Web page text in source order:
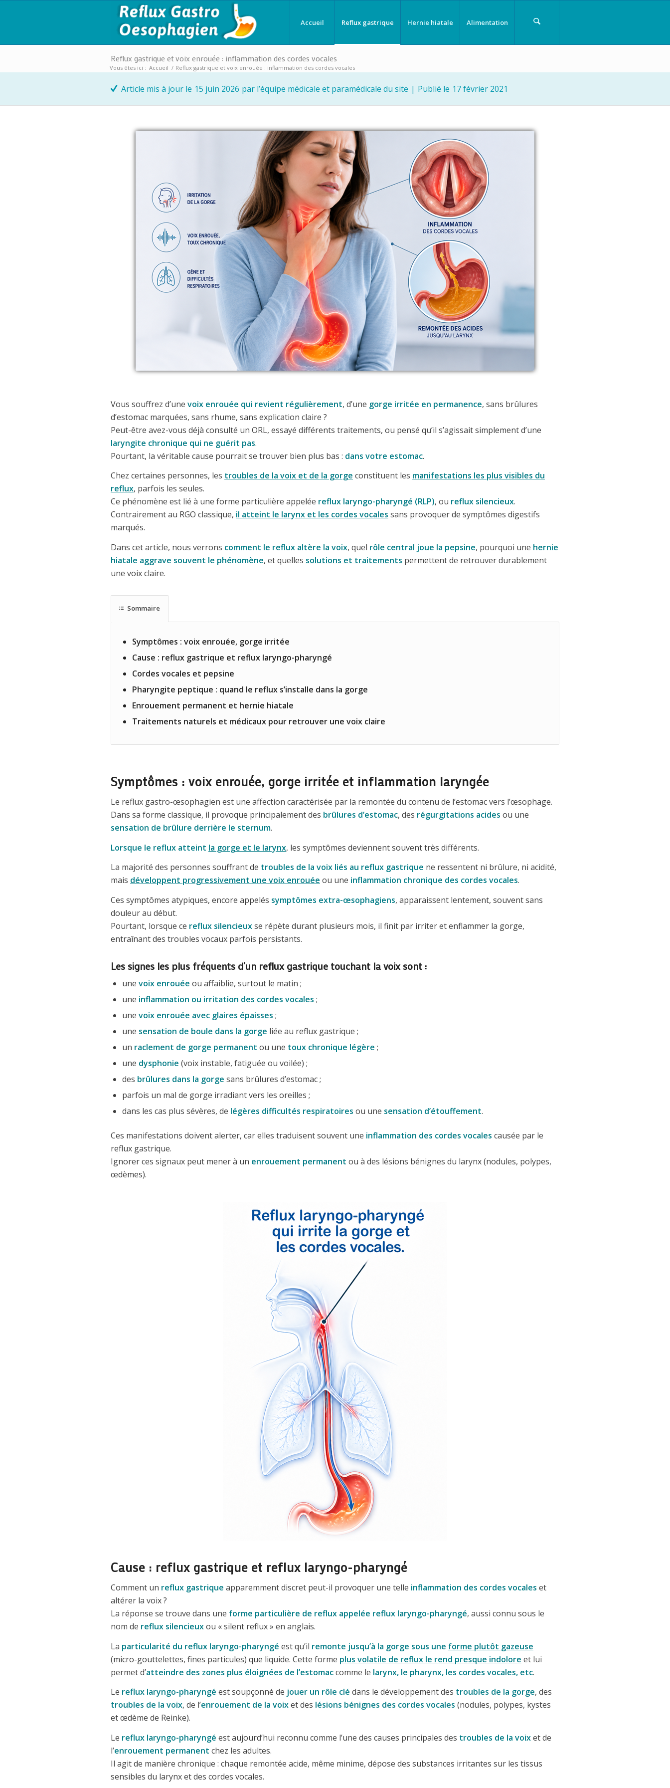
Accueil Reflux gastrique Hernie hiatale Alimentation
Reflux gastrique et voix enrouée : inflammation des cordes vocales
Vous êtes ici : Accueil / Reflux gastrique et voix enrouée : inflammation des cordes vocales
Article mis à jour le 15 juin 2026 par l’équipe médicale et paramédicale du site | Publié le 17 février 2021
Vous souffrez d’une voix enrouée qui revient régulièrement, d’une gorge irritée en permanence, sans brûlures
d’estomac marquées, sans rhume, sans explication claire ?
Peut-être avez-vous déjà consulté un ORL, essayé différents traitements, ou pensé qu’il s’agissait simplement d’une
laryngite chronique qui ne guérit pas.
Pourtant, la véritable cause pourrait se trouver bien plus bas : dans votre estomac.
Chez certaines personnes, les troubles de la voix et de la gorge constituent les manifestations les plus visibles du
reflux, parfois les seules.
Ce phénomène est lié à une forme particulière appelée reflux laryngo-pharyngé (RLP), ou reflux silencieux.
Contrairement au RGO classique, il atteint le larynx et les cordes vocales sans provoquer de symptômes digestifs
marqués.
Dans cet article, nous verrons comment le reflux altère la voix, quel rôle central joue la pepsine, pourquoi une hernie
hiatale aggrave souvent le phénomène, et quelles solutions et traitements permettent de retrouver durablement
une voix claire.
Sommaire
Symptômes : voix enrouée, gorge irritée
Cause : reflux gastrique et reflux laryngo-pharyngé
Cordes vocales et pepsine
Pharyngite peptique : quand le reflux s’installe dans la gorge
Enrouement permanent et hernie hiatale
Traitements naturels et médicaux pour retrouver une voix claire
Symptômes : voix enrouée, gorge irritée et inflammation laryngée
Le reflux gastro-œsophagien est une affection caractérisée par la remontée du contenu de l’estomac vers l’œsophage.
Dans sa forme classique, il provoque principalement des brûlures d’estomac, des régurgitations acides ou une
sensation de brûlure derrière le sternum.
Lorsque le reflux atteint la gorge et le larynx, les symptômes deviennent souvent très différents.
La majorité des personnes souffrant de troubles de la voix liés au reflux gastrique ne ressentent ni brûlure, ni acidité,
mais développent progressivement une voix enrouée ou une inflammation chronique des cordes vocales.
Ces symptômes atypiques, encore appelés symptômes extra-œsophagiens, apparaissent lentement, souvent sans
douleur au début.
Pourtant, lorsque ce reflux silencieuxse répète durant plusieurs mois, il finit par irriter et enflammer la gorge,
entraînant des troubles vocaux parfois persistants.
Les signes les plus fréquents d’un reflux gastrique touchant la voix sont :
une voix enrouée ou affaiblie, surtout le matin ;
une inflammation ou irritation des cordes vocales ;
une voix enrouée avec glaires épaisses ;
une sensation de boule dans la gorge liée au reflux gastrique ;
un raclement de gorge permanent ou une toux chronique légère ;
une dysphonie (voix instable, fatiguée ou voilée) ;
des brûlures dans la gorge sans brûlures d’estomac ;
parfois un mal de gorge irradiant vers les oreilles ;
dans les cas plus sévères, de légères difficultés respiratoires ou une sensation d’étouffement.
Ces manifestations doivent alerter, car elles traduisent souvent une inflammation des cordes vocales causée par le
reflux gastrique.
Ignorer ces signaux peut mener à un enrouement permanent ou à des lésions bénignes du larynx (nodules, polypes,
œdèmes).
Cause : reflux gastrique et reflux laryngo-pharyngé
Comment un reflux gastrique apparemment discret peut-il provoquer une telle inflammation des cordes vocales et
altérer la voix ?
La réponse se trouve dans une forme particulière de reflux appelée reflux laryngo-pharyngé, aussi connu sous le
nom de reflux silencieuxou « silent reflux » en anglais.
La particularité du reflux laryngo-pharyngé est qu’il remonte jusqu’à la gorge sous une forme plutôt gazeuse
(micro-gouttelettes, fines particules) que liquide. Cette forme plus volatile de reflux le rend presque indolore et lui
permet d’atteindre des zones plus éloignées de l’estomaccomme le larynx, le pharynx, les cordes vocales, etc.
Le reflux laryngo-pharyngé est soupçonné de jouer un rôle clé dans le développement des troubles de la gorge, des
troubles de la voix, de l’enrouement de la voixet des lésions bénignes des cordes vocales (nodules, polypes, kystes
et œdème de Reinke).
Le reflux laryngo-pharyngé est aujourd’hui reconnu comme l’une des causes principales des troubles de la voixet de
l’enrouement permanent chez les adultes.
Il agit de manière chronique : chaque remontée acide, même minime, dépose des substances irritantes sur les tissus
sensibles du larynx et des cordes vocales.